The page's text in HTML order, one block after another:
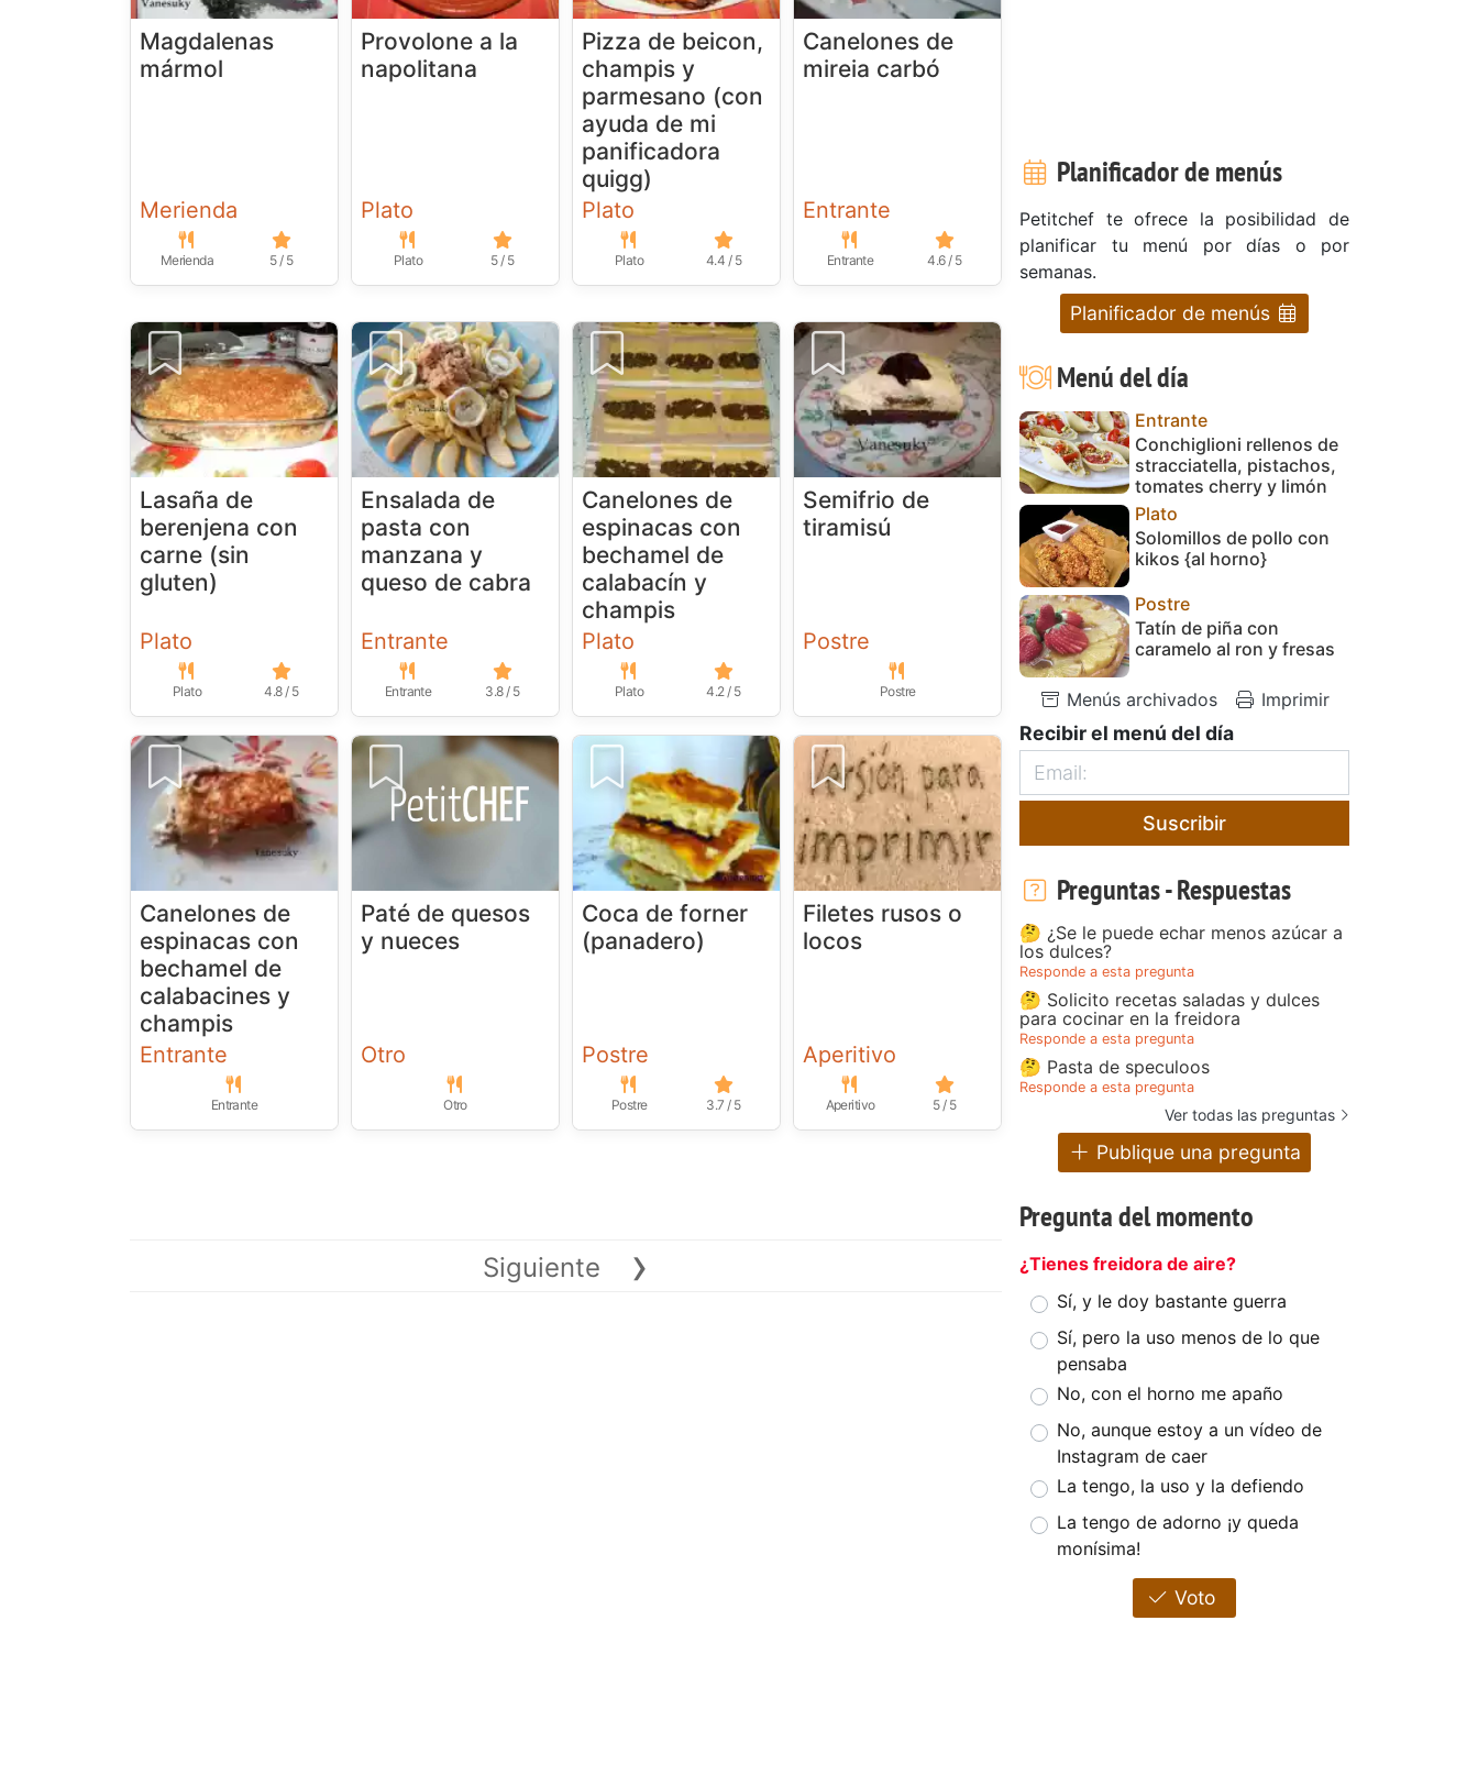
Magdalenas
mármol
Merienda
Merienda 5 / 5
Provolone a la
napolitana
Plato
Plato 5 / 5
Pizza de beicon,
champis y
parmesano (con
ayuda de mi
panificadora
quigg)
Plato
Plato 4.4 / 5
Canelones de
mireia carbó
Entrante
Entrante 4.6 / 5
Lasaña de
berenjena con
carne (sin
gluten)
Plato
Plato 4.8 / 5
Ensalada de
pasta con
manzana y
queso de cabra
Entrante
Entrante 3.8 / 5
Canelones de
espinacas con
bechamel de
calabacín y
champis
Plato
Plato 4.2 / 5
Semifrio de
tiramisú
Postre
Postre
Canelones de
espinacas con
bechamel de
calabacines y
champis
Entrante
Entrante
Paté de quesos
y nueces
Otro
Otro
Coca de forner
(panadero)
Postre
Postre 3.7 / 5
Filetes rusos o
locos
Aperitivo
Aperitivo 5 / 5
Siguiente ›
Planificador de menús
Petitchef te ofrece la posibilidad de
planificar tu menú por días o por
semanas.
Planificador de menús
Menú del día
Entrante
Conchiglioni rellenos de
stracciatella, pistachos,
tomates cherry y limón
Plato
Solomillos de pollo con
kikos {al horno}
Postre
Tatín de piña con
caramelo al ron y fresas
Menús archivados Imprimir
Recibir el menú del día
Suscribir
Preguntas - Respuestas
🤔 ¿Se le puede echar menos azúcar a
los dulces?
Responde a esta pregunta
🤔 Solicito recetas saladas y dulces
para cocinar en la freidora
Responde a esta pregunta
🤔 Pasta de speculoos
Responde a esta pregunta
Ver todas las preguntas
Publique una pregunta
Pregunta del momento
¿Tienes freidora de aire?
Sí, y le doy bastante guerra
Sí, pero la uso menos de lo que
pensaba
No, con el horno me apaño
No, aunque estoy a un vídeo de
Instagram de caer
La tengo, la uso y la defiendo
La tengo de adorno ¡y queda
monísima!
Voto